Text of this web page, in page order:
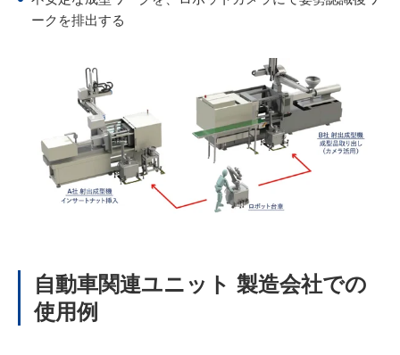
ークを排出する
自動車関連ユニット 製造会社での
使用例